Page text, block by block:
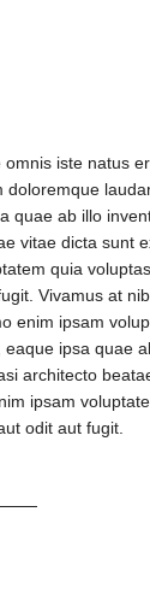
iste natus
doloremque
quae ab illo
vitae dicta sunt
quia
Vivamus at
enim ipsam
ipsa quae
architecto
ipsam
odit aut fugit.